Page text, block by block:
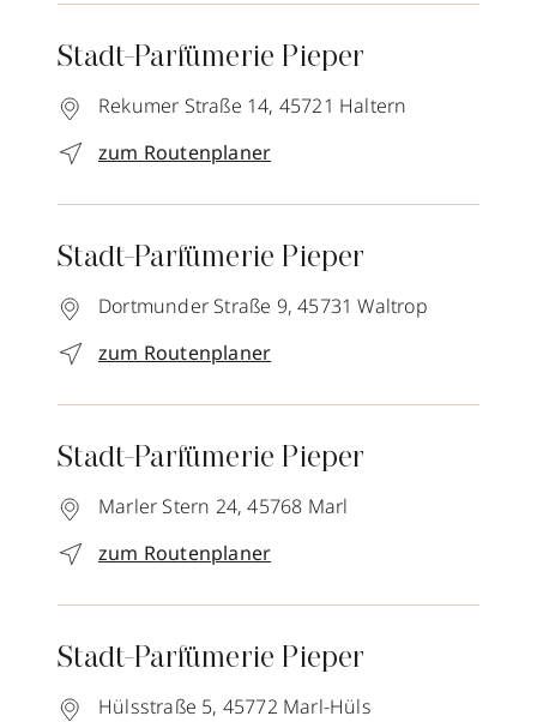
Stadt-Parfümerie Pieper
Rekumer Straße 14, 45721 Haltern
zum Routenplaner
Stadt-Parfümerie Pieper
Dortmunder Straße 9, 45731 Waltrop
zum Routenplaner
Stadt-Parfümerie Pieper
Marler Stern 24, 45768 Marl
zum Routenplaner
Stadt-Parfümerie Pieper
Hülsstraße 5, 45772 Marl-Hüls